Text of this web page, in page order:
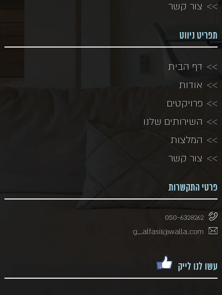
צור קשר
תפריט ניווט
דף הבית
אודות
פרויקטים
השירותים שלנו
המלצות
צור קשר
פרטי התקשרות
050-6328262
g_alfasi1@walla.com
עשו לנו לייק